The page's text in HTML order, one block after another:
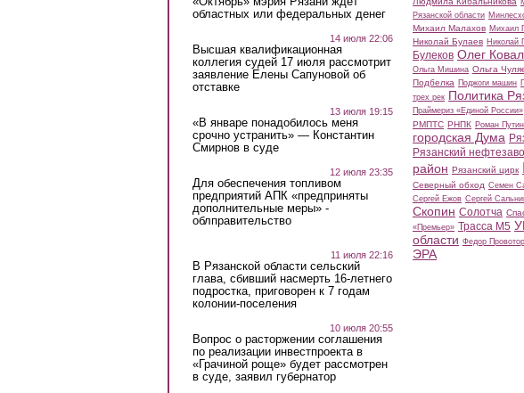
областных или федеральных денег
14 июля 22:06
Высшая квалификационная
коллегия судей 17 июля рассмотрит
заявление Елены Сапуновой об
отставке
13 июля 19:15
«В январе понадобилось меня
срочно устранить» — Константин
Смирнов в суде
12 июля 23:35
Для обеспечения топливом
предприятий АПК «предприняты
дополнительные меры» -
облправительство
11 июля 22:16
В Рязанской области сельский
глава, сбивший насмерть 16-летнего
подростка, приговорен к 7 годам
колонии-поселения
10 июля 20:55
Вопрос о расторжении соглашения
по реализации инвестпроекта в
«Грачиной роще» будет рассмотрен
в суде, заявил губернатор
Рязанской области
Михаил Малахов Михаил
Николай Булаев Николай
Булеков Олег
Ольга Мишина Ольга
Подбелка Поджоги машин
трех рек Политика
Праймериз «Единой России»
РМПТС РНПК Роман Путин
городская Дума
Рязанский
район Рязанский цирк
Северный обход Семен
Сергей Ежов Сергей
Скопин Солотча
«Премьер» Трасса М5
области Федор
ЭРА